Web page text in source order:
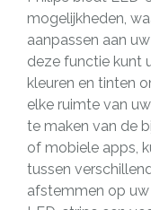
mogelijkheden,
aanpassen aan
deze functie kunt
kleuren en tinten
elke ruimte van
te maken van de
of mobiele apps,
tussen
afstemmen op